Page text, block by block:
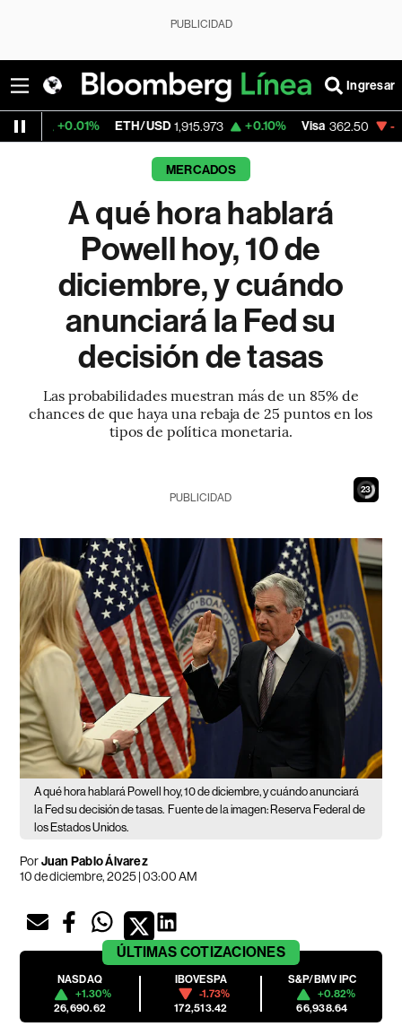
PUBLICIDAD
Ingresar
ETH/USD 1,915.973 +0.10% Visa 362.50 -2.15%
MERCADOS
A qué hora hablará
Powell hoy, 10 de
diciembre, y cuándo
anunciará la Fed su
decisión de tasas
Las probabilidades muestran más de un 85% de
chances de que haya una rebaja de 25 puntos en los
tipos de política monetaria.
21
PUBLICIDAD
A qué hora hablará Powell hoy, 10 de diciembre, y cuándo anunciará
la Fed su decisión de tasas. Fuente de la imagen: Reserva Federal de
los Estados Unidos.
PorJuan Pablo Álvarez
10 de diciembre, 2025 | 03:00 AM
ÚLTIMAS COTIZACIONES
NASDAQ
+1.30%
26,690.62
IBOVESPA
-1.73%
172,513.42
S&P/BMV IPC
+0.82%
66,938.64